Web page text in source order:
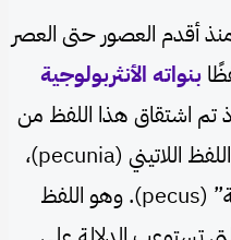
منذ أقدم العصور حتى العصر
بنواته الأنثربولوجية
إذ تم اشتقاق هذا اللفظ من
كلمة (pecuniary)، العائدة إلى اللفظ اللاتيني (pecunia)،
المشتق بدوره من اللفظ “ماشية” (pecus). وهو اللفظ